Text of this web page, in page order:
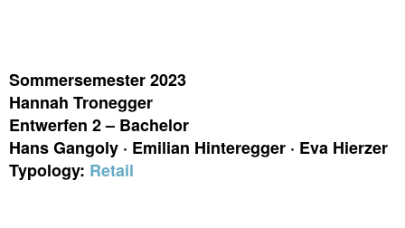
Sommersemester 2023
Hannah Tronegger
Entwerfen 2 – Bachelor
Hans Gangoly · Emilian Hinteregger · Eva Hierzer
Typology: Retail